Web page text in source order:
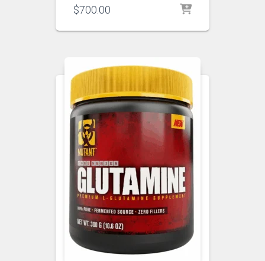
$700.00